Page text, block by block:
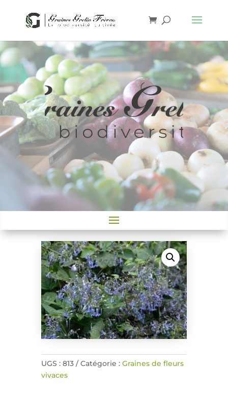
UGS : 813 Catégorie : Graines de fleurs
vivaces